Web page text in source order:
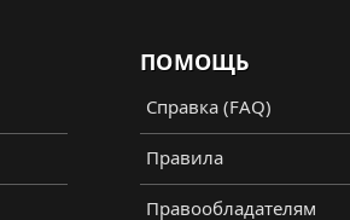
ПОМОЩЬ
Справка (FAQ)
Правила
Правообладателям